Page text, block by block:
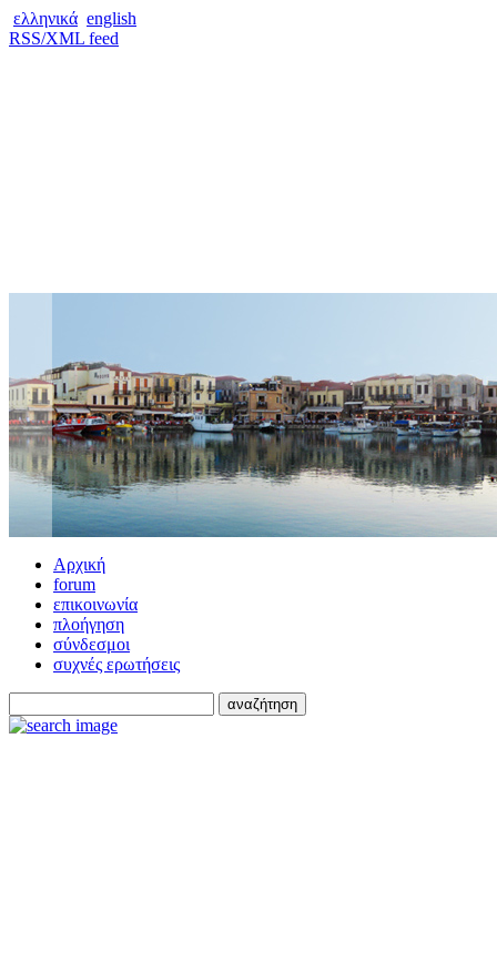
ελληνικά english
RSS/XML feed
Αρχική
forum
επικοινωνία
πλοήγηση
σύνδεσμοι
συχνές ερωτήσεις